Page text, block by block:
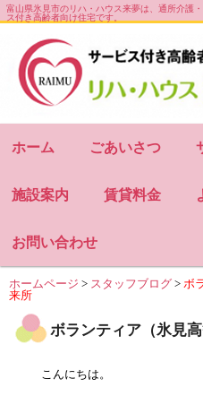
富山県氷見市のリハ・ハウス来夢は、通所介護
ス付き高齢者向け住宅です。
お知らせ 会社概要
ホーム ごあいさつ
施設案内 賃貸料金
お問い合わせ
ホームページ > スタッフブログ > ボ
来所
ボランティア（氷見
こんにちは。